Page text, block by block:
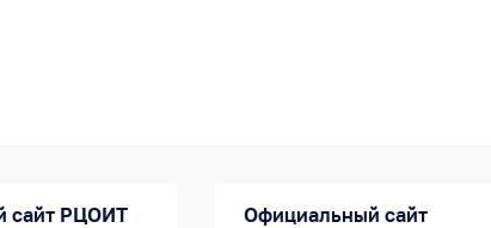
сайт РЦОИТ
Официальный сайт